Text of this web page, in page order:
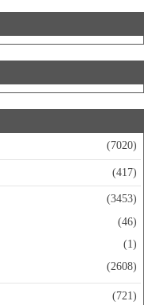
(7020)
(417)
(3453)
(46)
(1)
(2608)
(721)